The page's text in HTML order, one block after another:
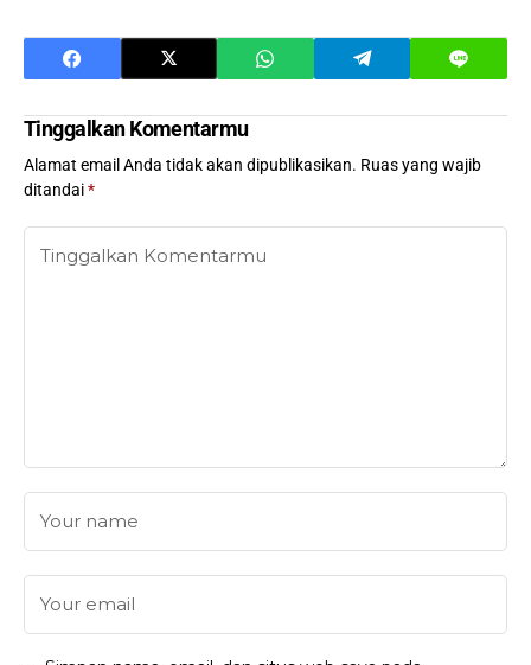
Tinggalkan Komentarmu
Alamat email Anda tidak akan dipublikasikan. Ruas yang wajib
ditandai*